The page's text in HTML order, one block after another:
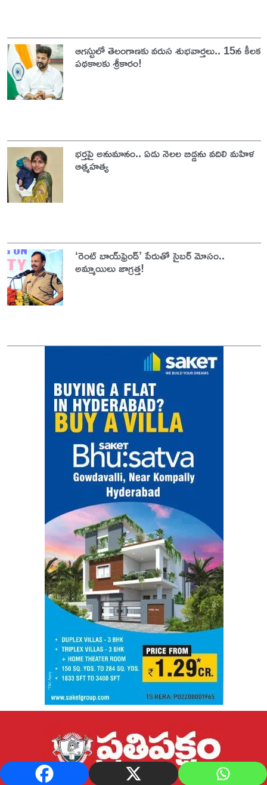
ఆగస్టులో తెలంగాణకు వరుస శుభవార్తలు.. 15న కీలక
పథకాలకు శ్రీకారం!
భర్తపై అనుమానం.. ఏడు నెలల బిడ్డను వదిలి మహిళ
ఆత్మహత్య
‘రెంట్ బాయ్‌ఫ్రెండ్’ పేరుతో సైబర్ మోసం..
అమ్మాయిలు జాగ్రత్త!